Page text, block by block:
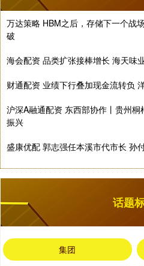
万达策略 HBM之后，存储下一个战
破
海会配资 品类扩张接棒增长 海天味
财通配资 业绩下行叠加现金流转负
沪深A融通配资 东西部协作丨贵州
振兴
盛康优配 郭志强任本溪市代市长 孙
话题
集团